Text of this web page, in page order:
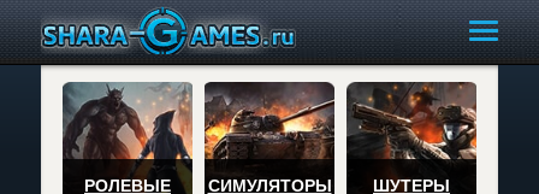
РОЛЕВЫЕ СИМУЛЯТОРЫ ШУТЕРЫ